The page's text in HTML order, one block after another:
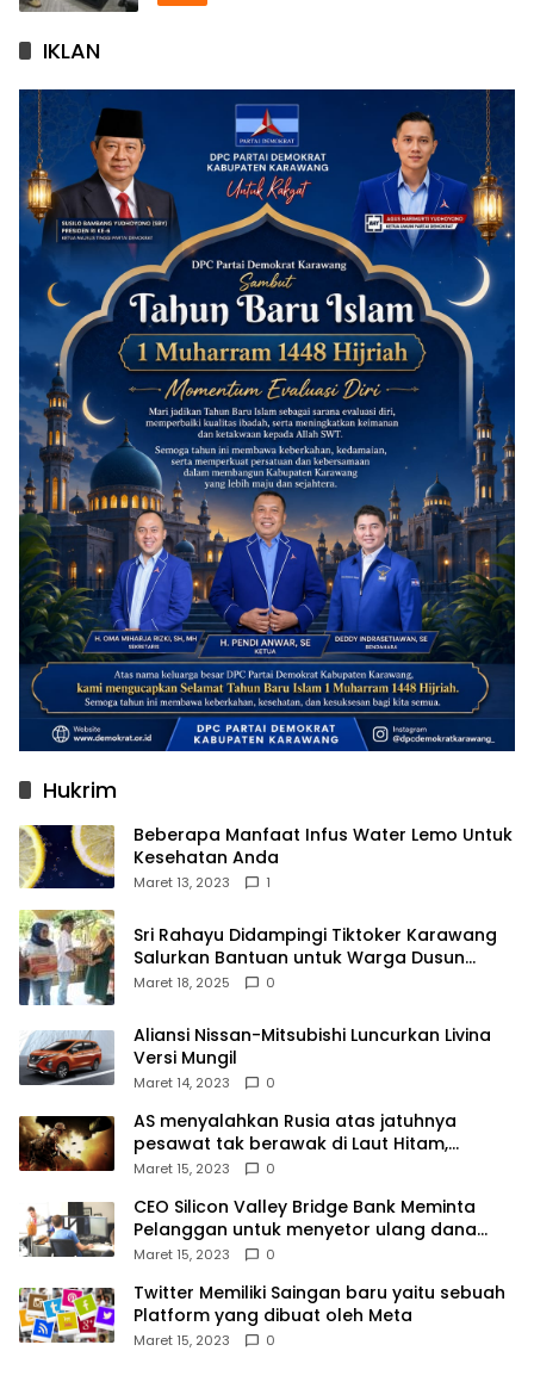
IKLAN
Hukrim
Beberapa Manfaat Infus Water Lemo Untuk
Kesehatan Anda
Maret 13, 2023 1
Sri Rahayu Didampingi Tiktoker Karawang
Salurkan Bantuan untuk Warga Dusun
Kampek Desa Karangligar
Maret 18, 2025 0
Aliansi Nissan-Mitsubishi Luncurkan Livina
Versi Mungil
Maret 14, 2023 0
AS menyalahkan Rusia atas jatuhnya
pesawat tak berawak di Laut Hitam,
Moskow menyangkal
Maret 15, 2023 0
CEO Silicon Valley Bridge Bank Meminta
Pelanggan untuk menyetor ulang dana
Mereka
Maret 15, 2023 0
Twitter Memiliki Saingan baru yaitu sebuah
Platform yang dibuat oleh Meta
Maret 15, 2023 0